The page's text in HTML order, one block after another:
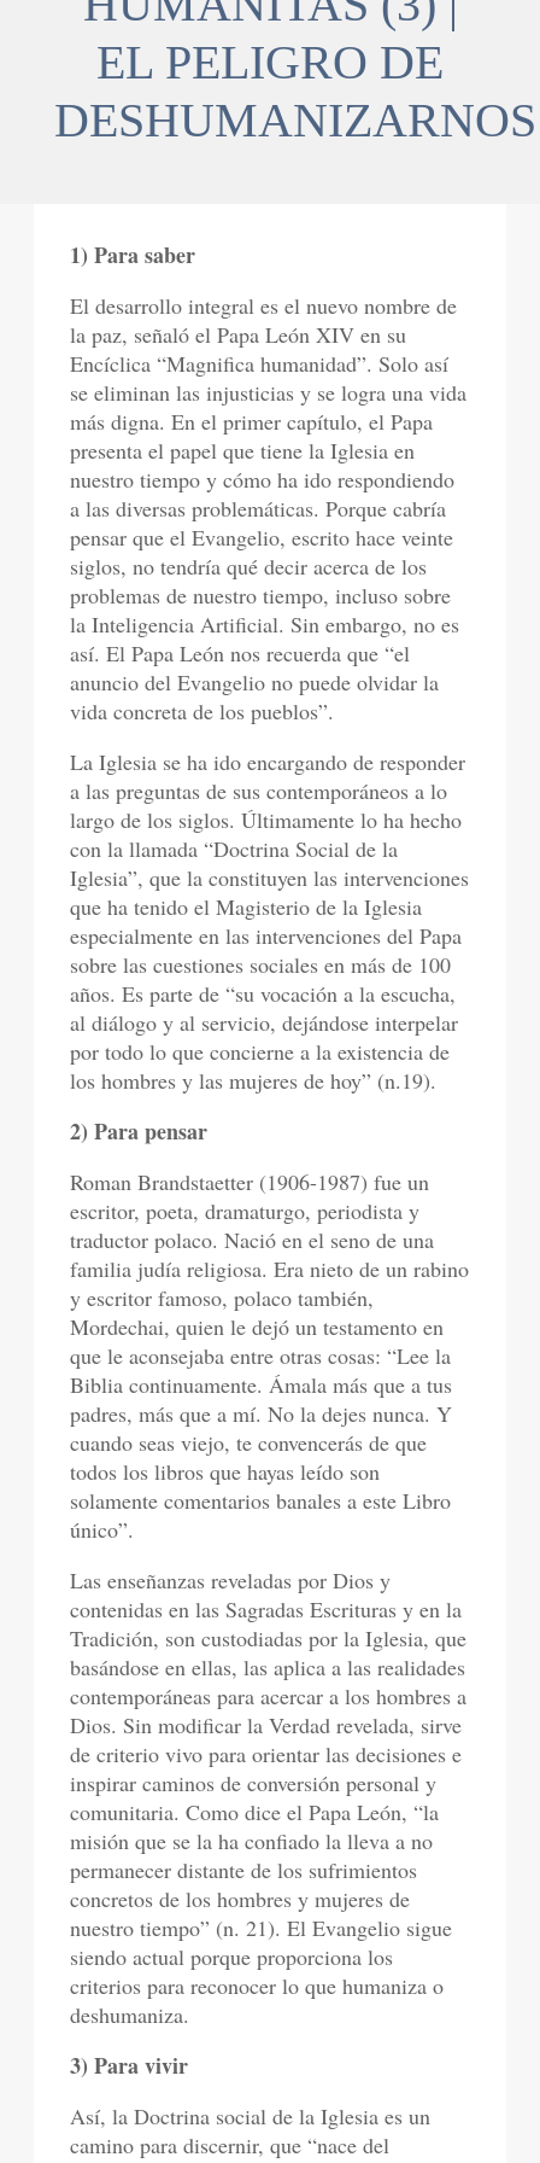
EL PELIGRO DE
DESHUMANIZARNOS
1) Para saber
El desarrollo integral es el nuevo nombre de
la paz, señaló el Papa León XIV en su
Encíclica “Magnifica humanidad”. Solo así
se eliminan las injusticias y se logra una vida
más digna. En el primer capítulo, el Papa
presenta el papel que tiene la Iglesia en
nuestro tiempo y cómo ha ido respondiendo
a las diversas problemáticas. Porque cabría
pensar que el Evangelio, escrito hace veinte
siglos, no tendría qué decir acerca de los
problemas de nuestro tiempo, incluso sobre
la Inteligencia Artificial. Sin embargo, no es
así. El Papa León nos recuerda que “el
anuncio del Evangelio no puede olvidar la
vida concreta de los pueblos”.
La Iglesia se ha ido encargando de responder
a las preguntas de sus contemporáneos a lo
largo de los siglos. Últimamente lo ha hecho
con la llamada “Doctrina Social de la
Iglesia”, que la constituyen las intervenciones
que ha tenido el Magisterio de la Iglesia
especialmente en las intervenciones del Papa
sobre las cuestiones sociales en más de 100
años. Es parte de “su vocación a la escucha,
al diálogo y al servicio, dejándose interpelar
por todo lo que concierne a la existencia de
los hombres y las mujeres de hoy” (n.19).
2) Para pensar
Roman Brandstaetter (1906-1987) fue un
escritor, poeta, dramaturgo, periodista y
traductor polaco. Nació en el seno de una
familia judía religiosa. Era nieto de un rabino
y escritor famoso, polaco también,
Mordechai, quien le dejó un testamento en
que le aconsejaba entre otras cosas: “Lee la
Biblia continuamente. Ámala más que a tus
padres, más que a mí. No la dejes nunca. Y
cuando seas viejo, te convencerás de que
todos los libros que hayas leído son
solamente comentarios banales a este Libro
único”.
Las enseñanzas reveladas por Dios y
contenidas en las Sagradas Escrituras y en la
Tradición, son custodiadas por la Iglesia, que
basándose en ellas, las aplica a las realidades
contemporáneas para acercar a los hombres a
Dios. Sin modificar la Verdad revelada, sirve
de criterio vivo para orientar las decisiones e
inspirar caminos de conversión personal y
comunitaria. Como dice el Papa León, “la
misión que se la ha confiado la lleva a no
permanecer distante de los sufrimientos
concretos de los hombres y mujeres de
nuestro tiempo” (n. 21). El Evangelio sigue
siendo actual porque proporciona los
criterios para reconocer lo que humaniza o
deshumaniza.
3) Para vivir
Así, la Doctrina social de la Iglesia es un
camino para discernir, que “nace del